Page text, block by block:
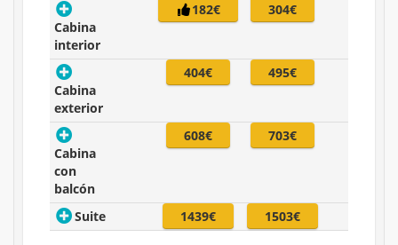
Cabina
interior
182€ 304€
Cabina
exterior
404€ 495€
Cabina
con
balcón
608€ 703€
Suite 1439€ 1503€